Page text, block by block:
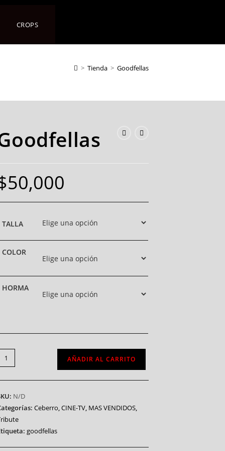
CROPS
> Tienda > Goodfellas
50,000
TALLA
COLOR
HORMA
AÑADIR AL CARRITO
N/D
Ceberro,CINE-TV, MAS VENDIDOS,
goodfellas